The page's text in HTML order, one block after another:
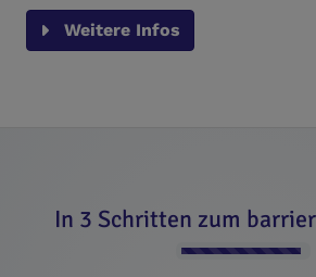
Weitere Infos
In 3 Schritten zum